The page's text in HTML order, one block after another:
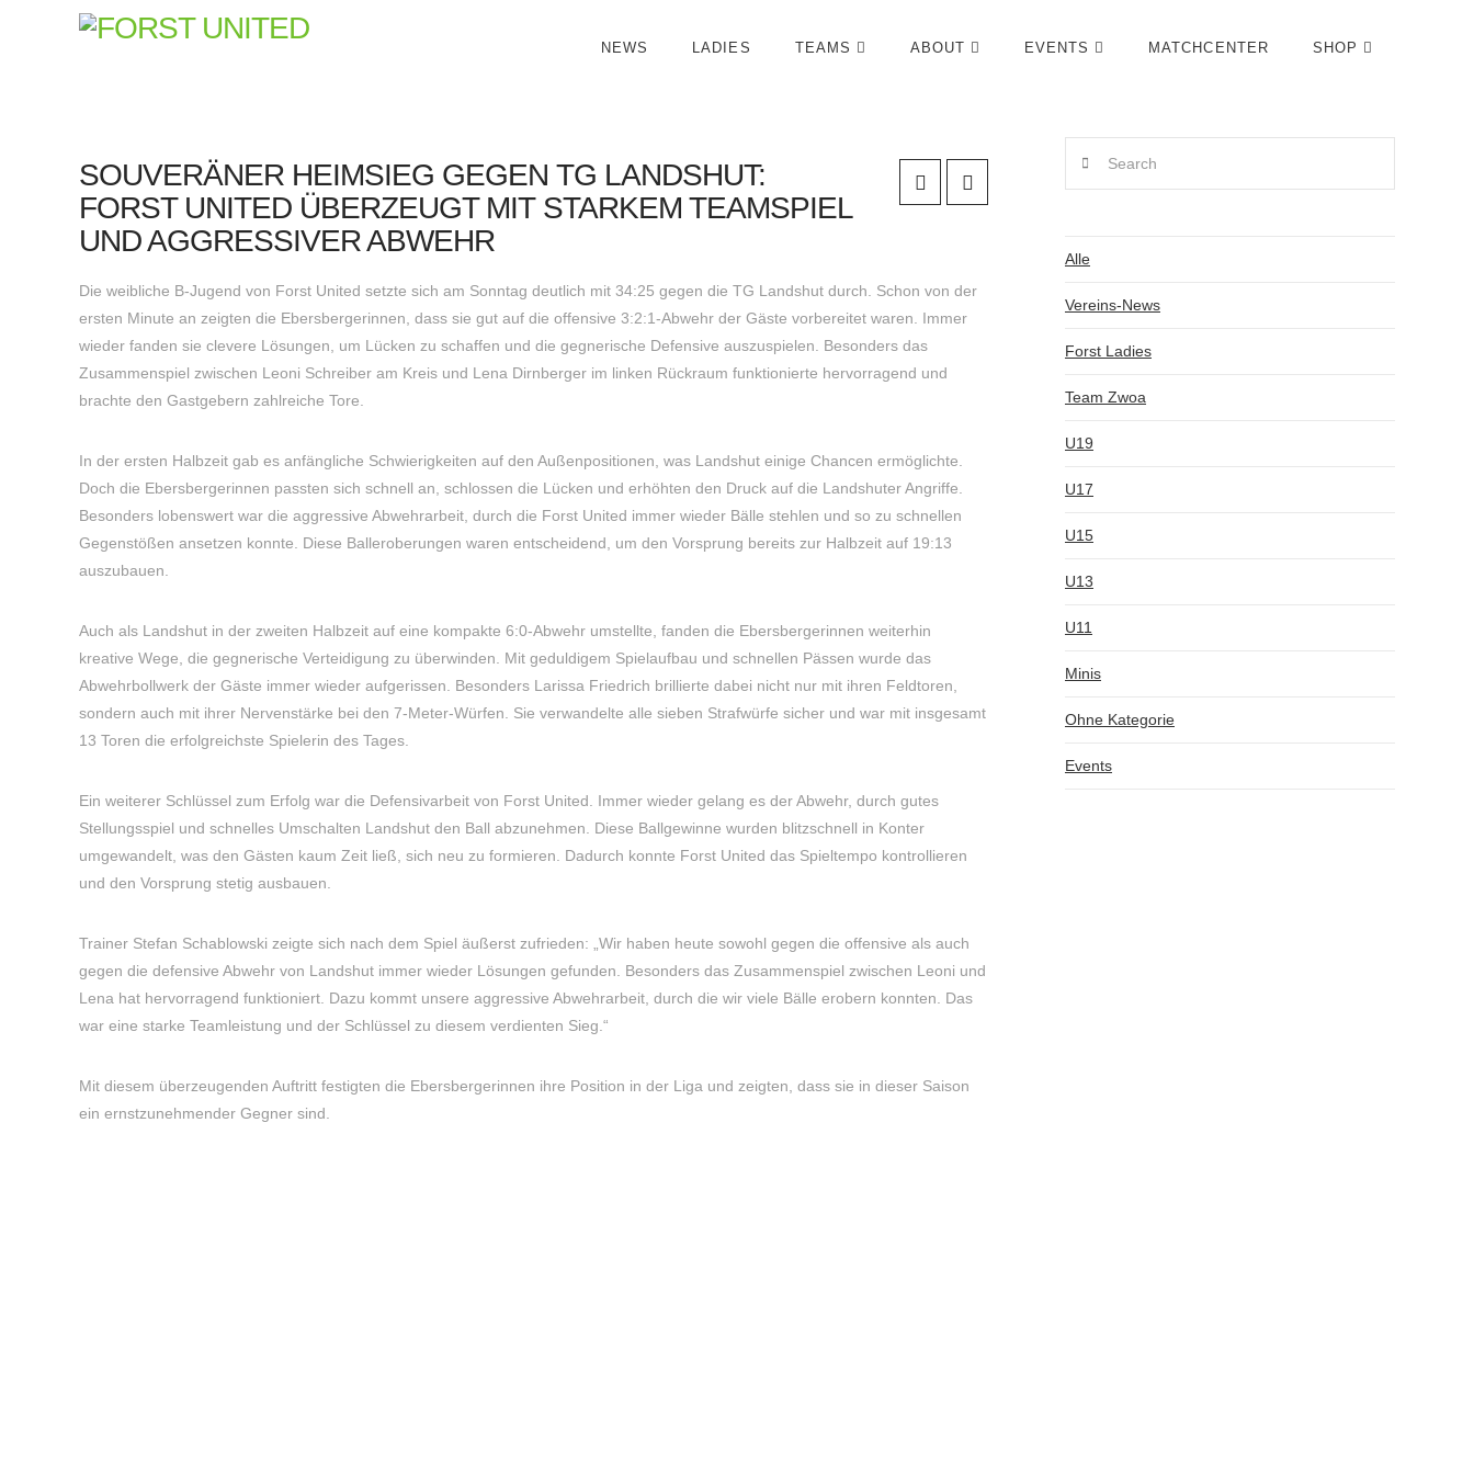
NEWS LADIES TEAMS ABOUT EVENTS MATCHCENTER SHOP
SOUVERÄNER HEIMSIEG GEGEN TG LANDSHUT:
FORST UNITED ÜBERZEUGT MIT STARKEM TEAMSPIEL
UND AGGRESSIVER ABWEHR
Die weibliche B-Jugend von Forst United setzte sich am Sonntag deutlich mit 34:25 gegen die TG Landshut durch. Schon von der
ersten Minute an zeigten die Ebersbergerinnen, dass sie gut auf die offensive 3:2:1-Abwehr der Gäste vorbereitet waren. Immer
wieder fanden sie clevere Lösungen, um Lücken zu schaffen und die gegnerische Defensive auszuspielen. Besonders das
Zusammenspiel zwischen Leoni Schreiber am Kreis und Lena Dirnberger im linken Rückraum funktionierte hervorragend und
brachte den Gastgebern zahlreiche Tore.
In der ersten Halbzeit gab es anfängliche Schwierigkeiten auf den Außenpositionen, was Landshut einige Chancen ermöglichte.
Doch die Ebersbergerinnen passten sich schnell an, schlossen die Lücken und erhöhten den Druck auf die Landshuter Angriffe.
Besonders lobenswert war die aggressive Abwehrarbeit, durch die Forst United immer wieder Bälle stehlen und so zu schnellen
Gegenstößen ansetzen konnte. Diese Balleroberungen waren entscheidend, um den Vorsprung bereits zur Halbzeit auf 19:13
auszubauen.
Auch als Landshut in der zweiten Halbzeit auf eine kompakte 6:0-Abwehr umstellte, fanden die Ebersbergerinnen weiterhin
kreative Wege, die gegnerische Verteidigung zu überwinden. Mit geduldigem Spielaufbau und schnellen Pässen wurde das
Abwehrbollwerk der Gäste immer wieder aufgerissen. Besonders Larissa Friedrich brillierte dabei nicht nur mit ihren Feldtoren,
sondern auch mit ihrer Nervenstärke bei den 7-Meter-Würfen. Sie verwandelte alle sieben Strafwürfe sicher und war mit insgesamt
13 Toren die erfolgreichste Spielerin des Tages.
Ein weiterer Schlüssel zum Erfolg war die Defensivarbeit von Forst United. Immer wieder gelang es der Abwehr, durch gutes
Stellungsspiel und schnelles Umschalten Landshut den Ball abzunehmen. Diese Ballgewinne wurden blitzschnell in Konter
umgewandelt, was den Gästen kaum Zeit ließ, sich neu zu formieren. Dadurch konnte Forst United das Spieltempo kontrollieren
und den Vorsprung stetig ausbauen.
Trainer Stefan Schablowski zeigte sich nach dem Spiel äußerst zufrieden: „Wir haben heute sowohl gegen die offensive als auch
gegen die defensive Abwehr von Landshut immer wieder Lösungen gefunden. Besonders das Zusammenspiel zwischen Leoni und
Lena hat hervorragend funktioniert. Dazu kommt unsere aggressive Abwehrarbeit, durch die wir viele Bälle erobern konnten. Das
war eine starke Teamleistung und der Schlüssel zu diesem verdienten Sieg.“
Mit diesem überzeugenden Auftritt festigten die Ebersbergerinnen ihre Position in der Liga und zeigten, dass sie in dieser Saison
ein ernstzunehmender Gegner sind.
Alle
Vereins-News
Forst Ladies
Team Zwoa
U19
U17
U15
U13
U11
Minis
Ohne Kategorie
Events